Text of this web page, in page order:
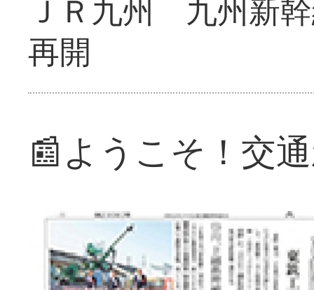
ＪＲ九州 九州新
再開
📰ようこそ！交